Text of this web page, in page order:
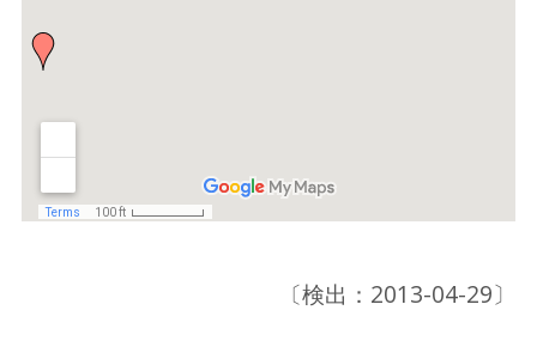
〔検出：2013-04-29〕